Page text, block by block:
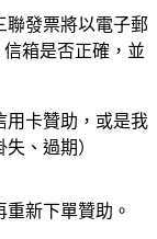
聯發票將以電子郵
箱是否正確，並
用卡贊助，或是我
、過期）
新下單贊助。